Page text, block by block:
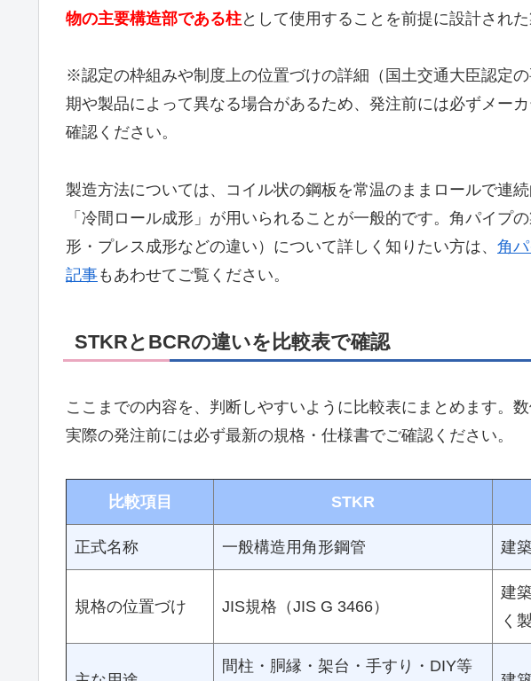
物の主要構造部である柱として使用することを前提に設計され
※認定の枠組みや制度上の位置づけの詳細（国土交通大臣認定
期や製品によって異なる場合があるため、発注前には必ずメー
確認ください。
製造方法については、コイル状の鋼板を常温のままロールで連
「冷間ロール成形」が用いられることが一般的です。角パイプ
形・プレス成形などの違い）について詳しく知りたい方は、 角
記事もあわせてご覧ください。
STKRとBCRの違いを比較表で確認
ここまでの内容を、判断しやすいように比較表にまとめます。
実際の発注前には必ず最新の規格・仕様書でご確認ください。
比較項目 STKR
正式名称 一般構造用角形鋼管 建
規格の位置づけ JIS規格（JIS G 3466）
建
く
間柱・胴縁・架台・手すり・DIY等